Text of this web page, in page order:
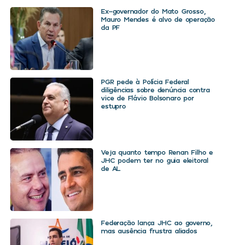
Ex-governador do Mato Grosso,
Mauro Mendes é alvo de operação
da PF
PGR pede à Polícia Federal
diligências sobre denúncia contra
vice de Flávio Bolsonaro por
estupro
Veja quanto tempo Renan Filho e
JHC podem ter no guia eleitoral
de AL
Federação lança JHC ao governo,
mas ausência frustra aliados